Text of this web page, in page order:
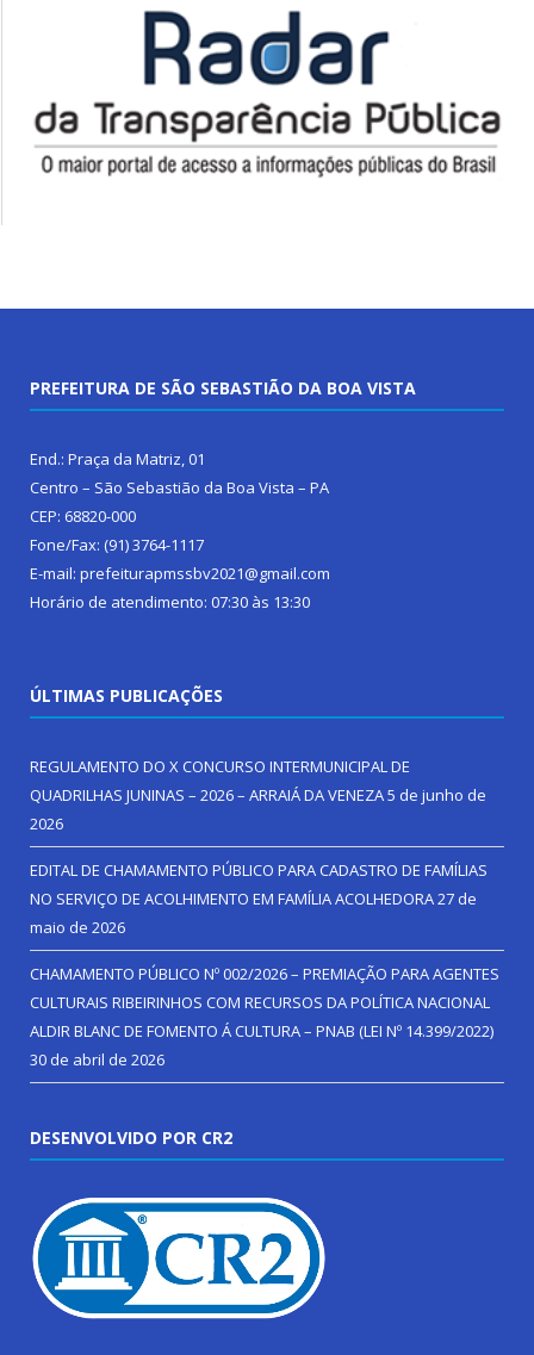
PREFEITURA DE SÃO SEBASTIÃO DA BOA VISTA
End.: Praça da Matriz, 01
Centro – São Sebastião da Boa Vista – PA
CEP: 68820-000
Fone/Fax: (91) 3764-1117
E-mail: prefeiturapmssbv2021@gmail.com
Horário de atendimento: 07:30 às 13:30
ÚLTIMAS PUBLICAÇÕES
REGULAMENTO DO X CONCURSO INTERMUNICIPAL DE
QUADRILHAS JUNINAS – 2026 – ARRAIÁ DA VENEZA5 de junho de
2026
EDITAL DE CHAMAMENTO PÚBLICO PARA CADASTRO DE FAMÍLIAS
NO SERVIÇO DE ACOLHIMENTO EM FAMÍLIA ACOLHEDORA27 de
maio de 2026
CHAMAMENTO PÚBLICO Nº 002/2026 – PREMIAÇÃO PARA AGENTES
CULTURAIS RIBEIRINHOS COM RECURSOS DA POLÍTICA NACIONAL
ALDIR BLANC DE FOMENTO Á CULTURA – PNAB (LEI Nº 14.399/2022)
30 de abril de 2026
DESENVOLVIDO POR CR2